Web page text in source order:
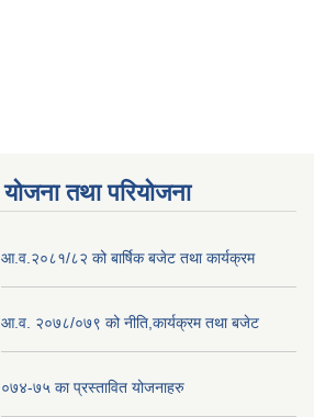
योजना तथा परियोजना
आ.व.२०८१/८२ को बार्षिक बजेट तथा कार्यक्रम
आ.व. २०७८/०७९ को नीति,कार्यक्रम तथा बजेट
०७४-७५ का प्रस्तावित योजनाहरु